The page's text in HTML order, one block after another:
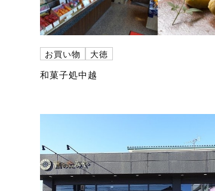
お買い物 大徳
和菓子処中越